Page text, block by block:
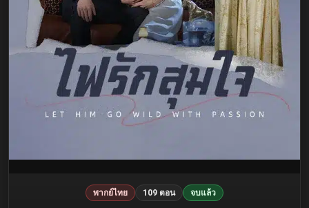
พากย์ไทย 109 ตอน จบแล้ว